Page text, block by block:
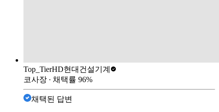
Top_TierHD현대건설기계
코사장 ∙ 채택률 96%
채택된 답변